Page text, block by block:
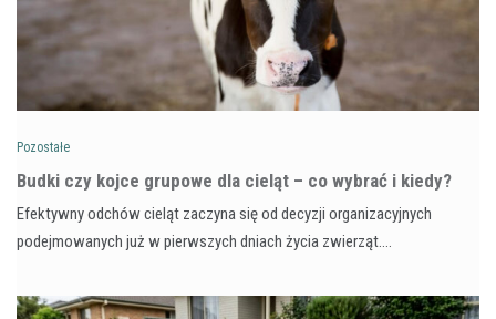
Pozostałe
Budki czy kojce grupowe dla cieląt – co wybrać i kiedy?
Efektywny odchów cieląt zaczyna się od decyzji organizacyjnych
podejmowanych już w pierwszych dniach życia zwierząt.…